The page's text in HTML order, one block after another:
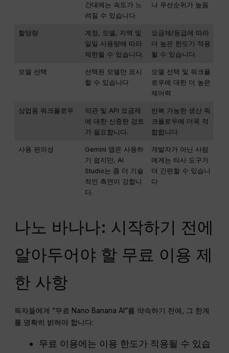
간대에는 속도가 느
려질 수 있습니다
나 우선순위가 높음
할당량
계정, 모델, 지역 및
일일 사용량에 따라
제한될 수 있습니다.
요금제/등급에 따라
더 높은 한도가 적용
될 수 있습니다.
모델 선택
선택된 모델만 표시
할 수 있습니다
모델 선택 및 워크플
로우에 대한 더 높은
제어력
상업용 워크플로우
약관 및 API 요금제
에 대한 신중한 검토
가 필요합니다.
반복 가능한 생산 워
크플로우에 더욱 적
합합니다
사용 편의성
Gemini 앱은 사용하
기 쉽지만, AI
Studio는 좀 더 기술
적인 측면이 강합니
다.
개발자가 아닌 사람
에게는 타사 도구가
더 간편할 수 있습니
다
나노 바나나: 시작하기 전에
알아두어야 할 무료 이용 제
한 사항
독자들에게 “무료 Nano Banana AI”를 약속하기 전에, 그 한계
를 명확히 밝혀야 합니다:
무료 이용에는 이용 한도가 적용될 수 있습